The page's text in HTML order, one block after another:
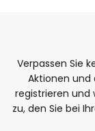
Verpassen Sie
Aktionen und
registrieren und
zu, den Sie bei